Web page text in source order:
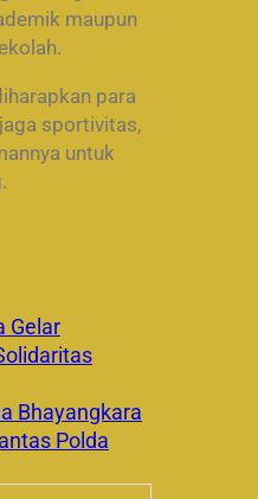
maupun
para
sportivitas,
untuk
Gelar
Bhayangkara
Polda